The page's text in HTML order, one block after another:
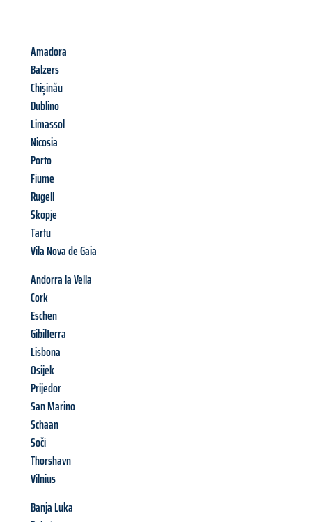
Amadora
Balzers
Chișinău
Dublino
Limassol
Nicosia
Porto
Fiume
Rugell
Skopje
Tartu
Vila Nova de Gaia
Andorra la Vella
Cork
Eschen
Gibilterra
Lisbona
Osijek
Prijedor
San Marino
Schaan
Soči
Thorshavn
Vilnius
Banja Luka